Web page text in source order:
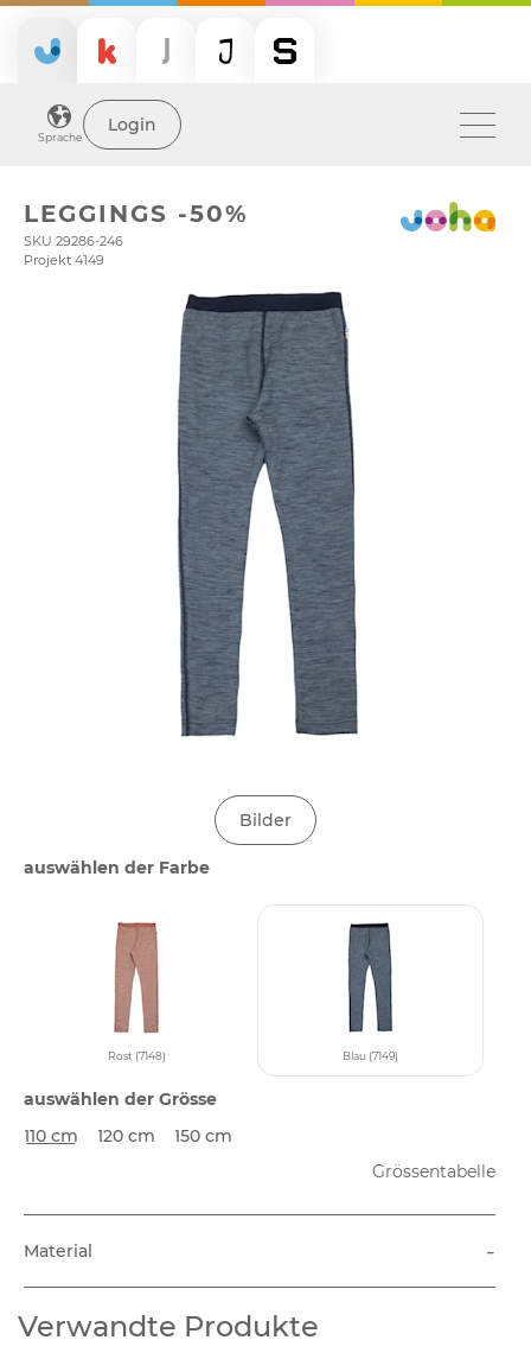
Sprache
Login
LEGGINGS -50%
SKU 29286-246
Projekt 4149
Bilder
auswählen der Farbe
Rost (7148) Blau (7149)
auswählen der Grösse
110 cm
120 cm
150 cm
Grössentabelle
Material -
Verwandte Produkte